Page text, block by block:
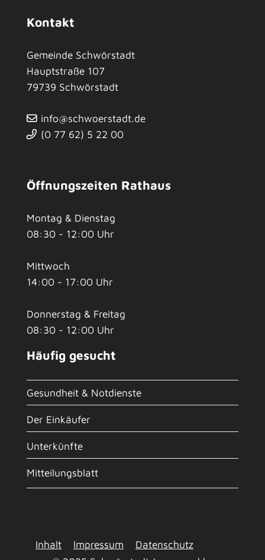
Kontakt
Gemeinde Schwörstadt
Hauptstraße 107
79739 Schwörstadt
info@schwoerstadt.de
(0 77 62) 5 22 00
Öffnungszeiten Rathaus
Montag & Dienstag
08:30 - 12:00 Uhr
Mittwoch
14:00 - 17:00 Uhr
Donnerstag & Freitag
08:30 - 12:00 Uhr
Häufig gesucht
Gesundheit & Notdienste
Der Einkäufer
Unterkünfte
Mitteilungsblatt
Inhalt Impressum
Datenschutz